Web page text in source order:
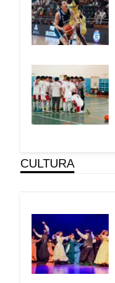
CULTURA